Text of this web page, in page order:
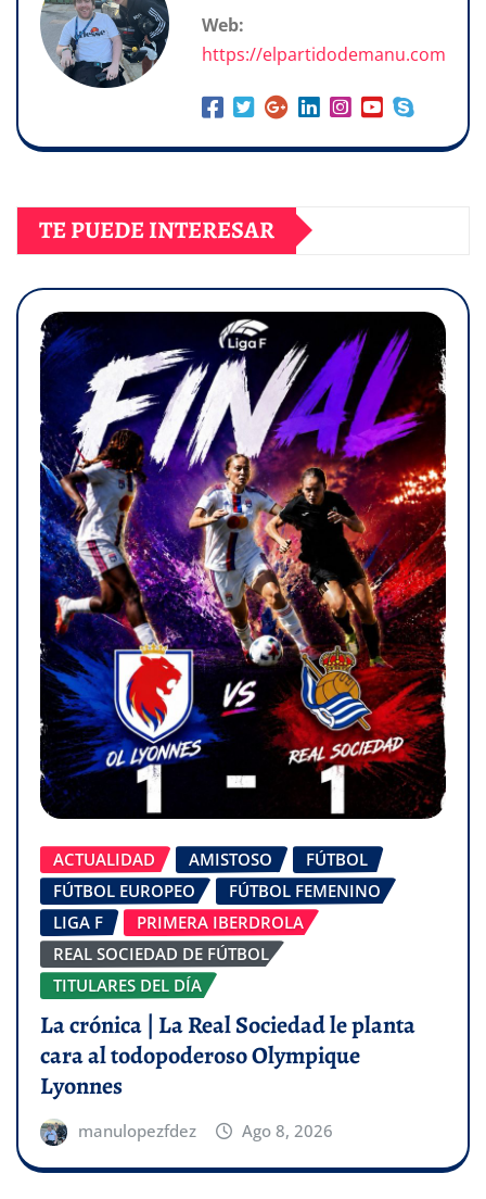
Web:
https://elpartidodemanu.com
TE PUEDE INTERESAR
ACTUALIDAD AMISTOSO
FÚTBOL
FÚTBOL EUROPEO
FÚTBOL FEMENINO
LIGA F
PRIMERA IBERDROLA
REAL SOCIEDAD DE FÚTBOL
TITULARES DEL DÍA
La crónica | La Real Sociedad le planta
cara al todopoderoso Olympique
Lyonnes
manulopezfdez Ago 8, 2026